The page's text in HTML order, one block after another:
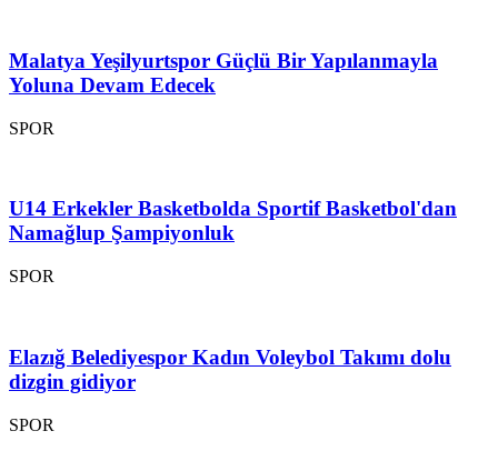
Malatya Yeşilyurtspor Güçlü Bir Yapılanmayla
Yoluna Devam Edecek
SPOR
U14 Erkekler Basketbolda Sportif Basketbol'dan
Namağlup Şampiyonluk
SPOR
Elazığ Belediyespor Kadın Voleybol Takımı dolu
dizgin gidiyor
SPOR